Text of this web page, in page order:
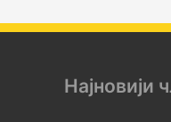
Најновији